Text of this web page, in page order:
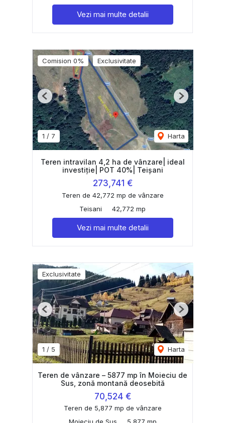
Vezi mai multe detalii
Comision 0% Exclusivitate
1 / 7 Harta
Previous Next
Teren intravilan 4,2 ha de vânzare| ideal
investiție| POT 40%| Teișani
273,741 €
Teren de 42,772 mp de vânzare
Teisani
42,772 mp
Vezi mai multe detalii
Exclusivitate
1 / 5 Harta
Previous Next
Teren de vânzare – 5877 mp în Moieciu de
Sus, zonă montană deosebită
70,524 €
Teren de 5,877 mp de vânzare